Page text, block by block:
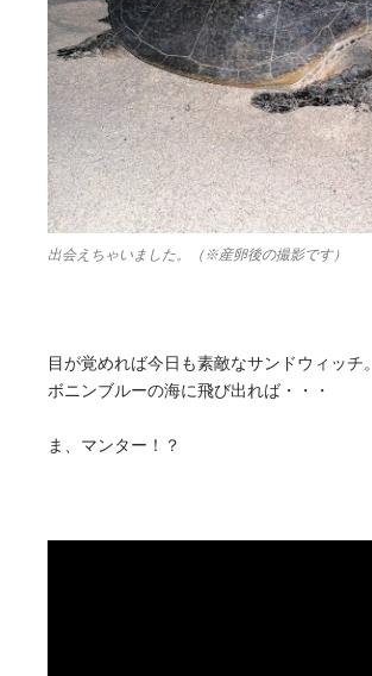
出会えちゃいました。（※産卵後の撮影です）
目が覚めれば今日も素敵なサンドウィッチ。
ボニンブルーの海に飛び出れば・・・
ま、マンター！？